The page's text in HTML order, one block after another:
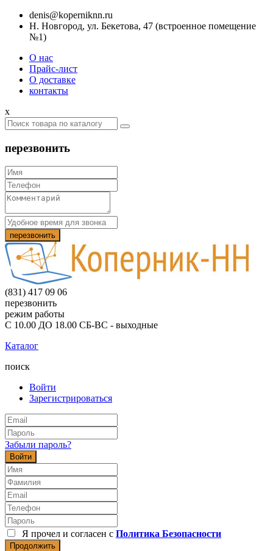
denis@koperniknn.ru
Н. Новгород, ул. Бекетова, 47 (встроенное помещение
№1)
О нас
Прайс-лист
О доставке
контакты
x
перезвонить
(831) 417 09 06
перезвонить
режим работы
С 10.00 ДО 18.00 СБ-ВС - выходные
Каталог
поиск
Войти
Зарегистрироваться
Забыли пароль?
Войти
Я прочел и согласен с Политика Безопасности
Продолжить